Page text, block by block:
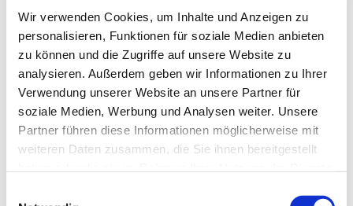
Wir verwenden Cookies, um Inhalte und Anzeigen zu
personalisieren, Funktionen für soziale Medien anbieten
zu können und die Zugriffe auf unsere Website zu
analysieren. Außerdem geben wir Informationen zu Ihrer
Verwendung unserer Website an unsere Partner für
soziale Medien, Werbung und Analysen weiter. Unsere
Partner führen diese Informationen möglicherweise mit
weiteren Daten zusammen, die Sie ihnen bereitgestellt